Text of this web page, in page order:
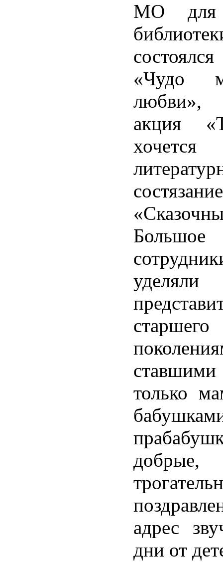
МО для
«Чудо
акция
хочется
состязание
уделяли
старшего
только
адрес
дни от